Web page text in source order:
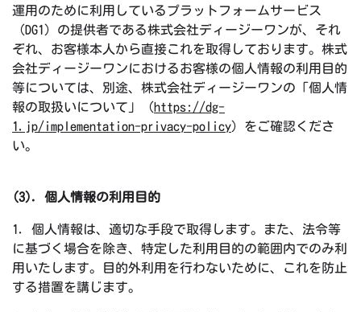
運用のために利用しているプラットフォームサービス
（DG1）の提供者である株式会社ディージーワンが、それ
ぞれ、お客様本人から直接これを取得しております。株式
会社ディージーワンにおけるお客様の個人情報の利用目的
等については、別途、株式会社ディージーワンの「個人情
報の取扱いについて」（https://dg-
1.jp/implementation-privacy-policy）をご確認くださ
い。
(3). 個人情報の利用目的
1. 個人情報は、適切な手段で取得します。また、法令等
に基づく場合を除き、特定した利用目的の範囲内でのみ利
用いたします。目的外利用を行わないために、これを防止
する措置を講じます。